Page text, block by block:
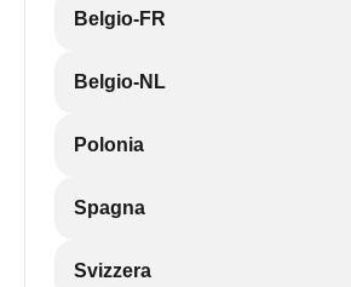
Belgio-FR
Belgio-NL
Polonia
Spagna
Svizzera